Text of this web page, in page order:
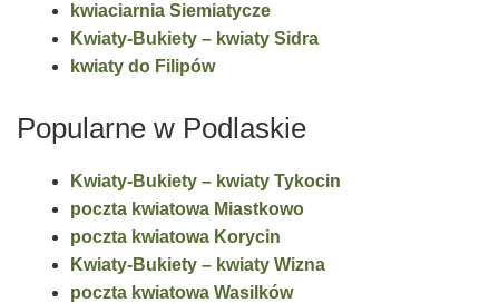
kwiaciarnia Siemiatycze
Kwiaty-Bukiety – kwiaty Sidra
kwiaty do Filipów
Popularne w Podlaskie
Kwiaty-Bukiety – kwiaty Tykocin
poczta kwiatowa Miastkowo
poczta kwiatowa Korycin
Kwiaty-Bukiety – kwiaty Wizna
poczta kwiatowa Wasilków